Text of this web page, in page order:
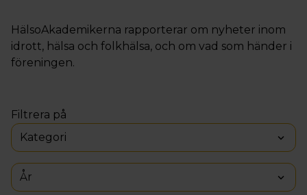
HälsoAkademikerna rapporterar om nyheter inom
idrott, hälsa och folkhälsa, och om vad som händer i
föreningen.
Filtrera på
Kategori
År